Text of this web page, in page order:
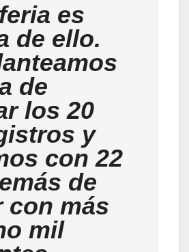
es
de ello.
de
los 20
y
con 22
de
con más
mil